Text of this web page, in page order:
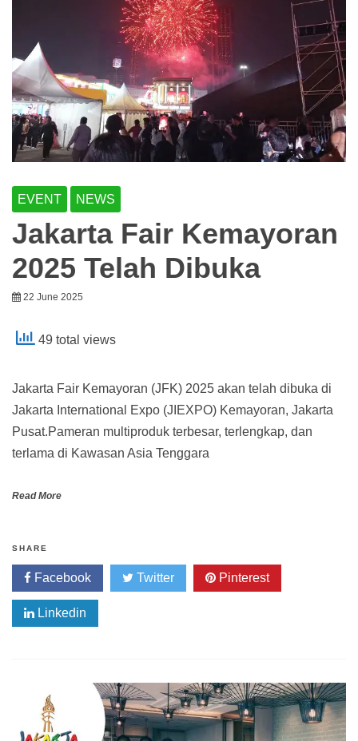
EVENT NEWS
Jakarta Fair Kemayoran
2025 Telah Dibuka
22 June 2025
49 total views
Jakarta Fair Kemayoran (JFK) 2025 akan telah dibuka di
Jakarta International Expo (JIEXPO) Kemayoran, Jakarta
Pusat.Pameran multiproduk terbesar, terlengkap, dan
terlama di Kawasan Asia Tenggara
Read More
SHARE
Facebook Twitter Pinterest
Linkedin